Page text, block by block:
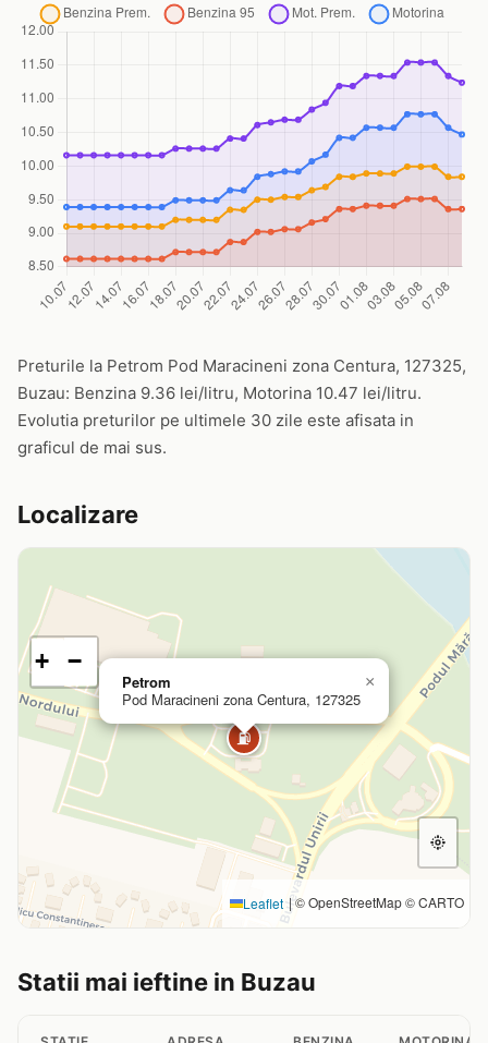
Preturile la Petrom Pod Maracineni zona Centura, 127325,
Buzau: Benzina 9.36 lei/litru, Motorina 10.47 lei/litru.
Evolutia preturilor pe ultimele 30 zile este afisata in
graficul de mai sus.
Localizare
⛽
Petrom
Pod Maracineni zona Centura, 127325
×
+ −
Leaflet |© OpenStreetMap © CARTO
Statii mai ieftine in Buzau